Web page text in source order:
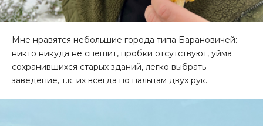
Мне нравятся небольшие города типа Барановичей:
никто никуда не спешит, пробки отсутствуют, уйма
сохранившихся старых зданий, легко выбрать
заведение, т.к. их всегда по пальцам двух рук.